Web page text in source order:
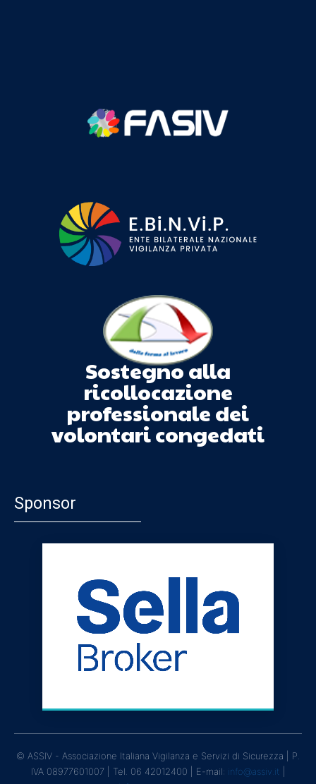
Sostegno alla
ricollocazione
professionale dei
volontari congedati
Sponsor
© ASSIV - Associazione Italiana Vigilanza e Servizi di Sicurezza | P.
IVA 08977601007 | Tel. 06 42012400 | E-mail: info@assiv.it